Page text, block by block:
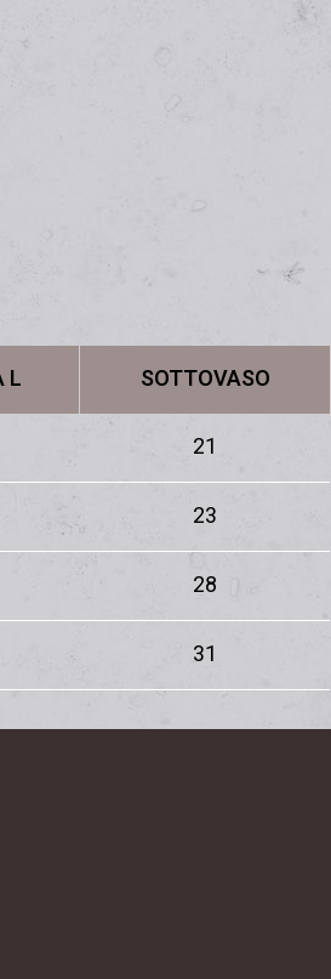
L SOTTOVASO
21
23
28
31